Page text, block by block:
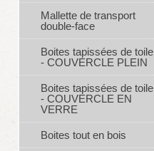
Mallette de transport
double-face
Boites tapissées de toile
- COUVERCLE PLEIN
Boites tapissées de toile
- COUVERCLE EN
VERRE
Boites tout en bois